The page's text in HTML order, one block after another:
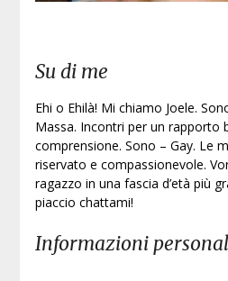
Su di me
Ehi o Ehilà! Mi chiamo Joele.
Massa. Incontri per un rapporto
comprensione. Sono – Gay. Le
riservato e compassionevole.
ragazzo in una fascia d’età più
piaccio chattami!
Informazioni